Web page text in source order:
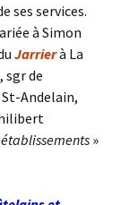
ses services.
à Simon
Jarrierà La
sgr de
St-Andelain,
établissements »